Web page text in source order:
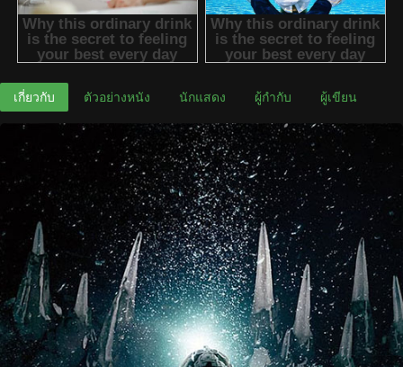
เกี่ยวกับ ตัวอย่างหนัง นักแสดง ผู้กำกับ ผู้เขียน